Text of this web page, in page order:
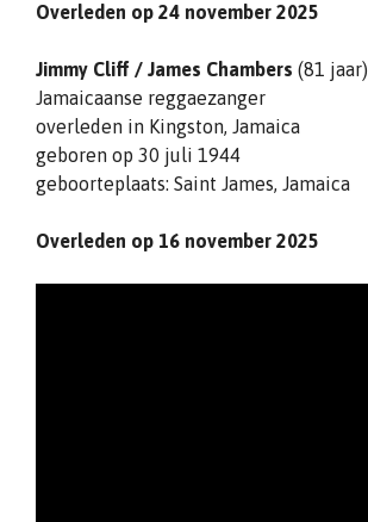
Overleden op 24 november 2025
Jimmy Cliff / James Chambers (81 jaar)
Jamaicaanse reggaezanger
overleden in Kingston, Jamaica
geboren op 30 juli 1944
geboorteplaats: Saint James, Jamaica
Overleden op 16 november 2025